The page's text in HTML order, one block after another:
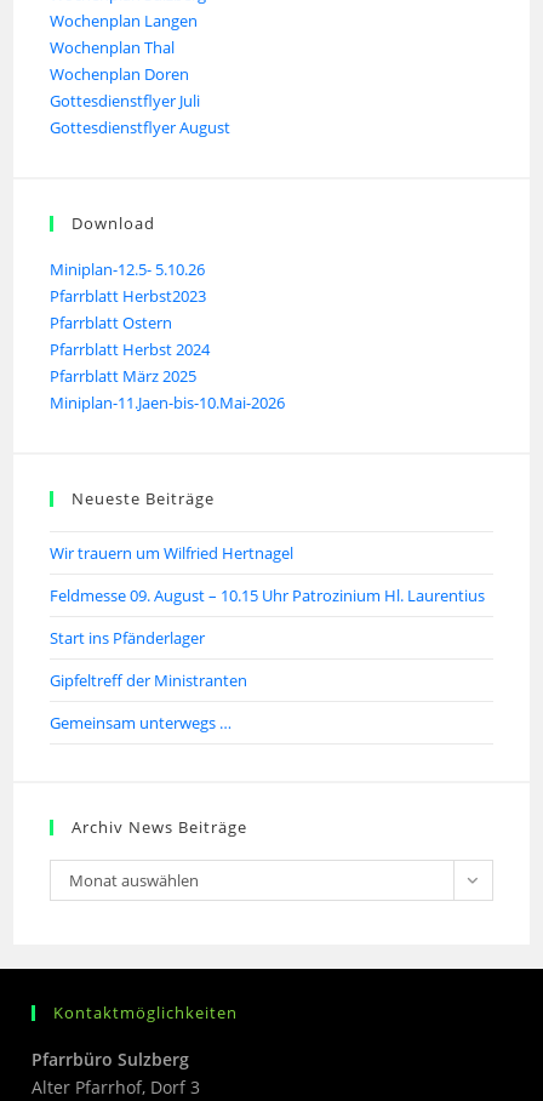
Wochenplan Langen
Wochenplan Thal
Wochenplan Doren
Gottesdienstflyer Juli
Gottesdienstflyer August
Download
Miniplan-12.5- 5.10.26
Pfarrblatt Herbst2023
Pfarrblatt Ostern
Pfarrblatt Herbst 2024
Pfarrblatt März 2025
Miniplan-11.Jaen-bis-10.Mai-2026
Neueste Beiträge
Wir trauern um Wilfried Hertnagel
Feldmesse 09. August – 10.15 Uhr Patrozinium Hl. Laurentius
Start ins Pfänderlager
Gipfeltreff der Ministranten
Gemeinsam unterwegs …
Archiv News Beiträge
Monat auswählen
Kontaktmöglichkeiten
Pfarrbüro Sulzberg
Alter Pfarrhof, Dorf 3